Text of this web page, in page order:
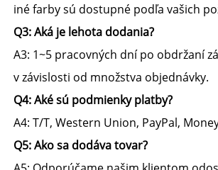
iné farby sú dostupné podľa vašich
Q3: Aká je lehota dodania?
A3: 1~5 pracovných dní po obdržaní
v závislosti od množstva objednávky.
Q4: Aké sú podmienky platby?
A4: T/T, Western Union, PayPal,
Q5: Ako sa dodáva tovar?